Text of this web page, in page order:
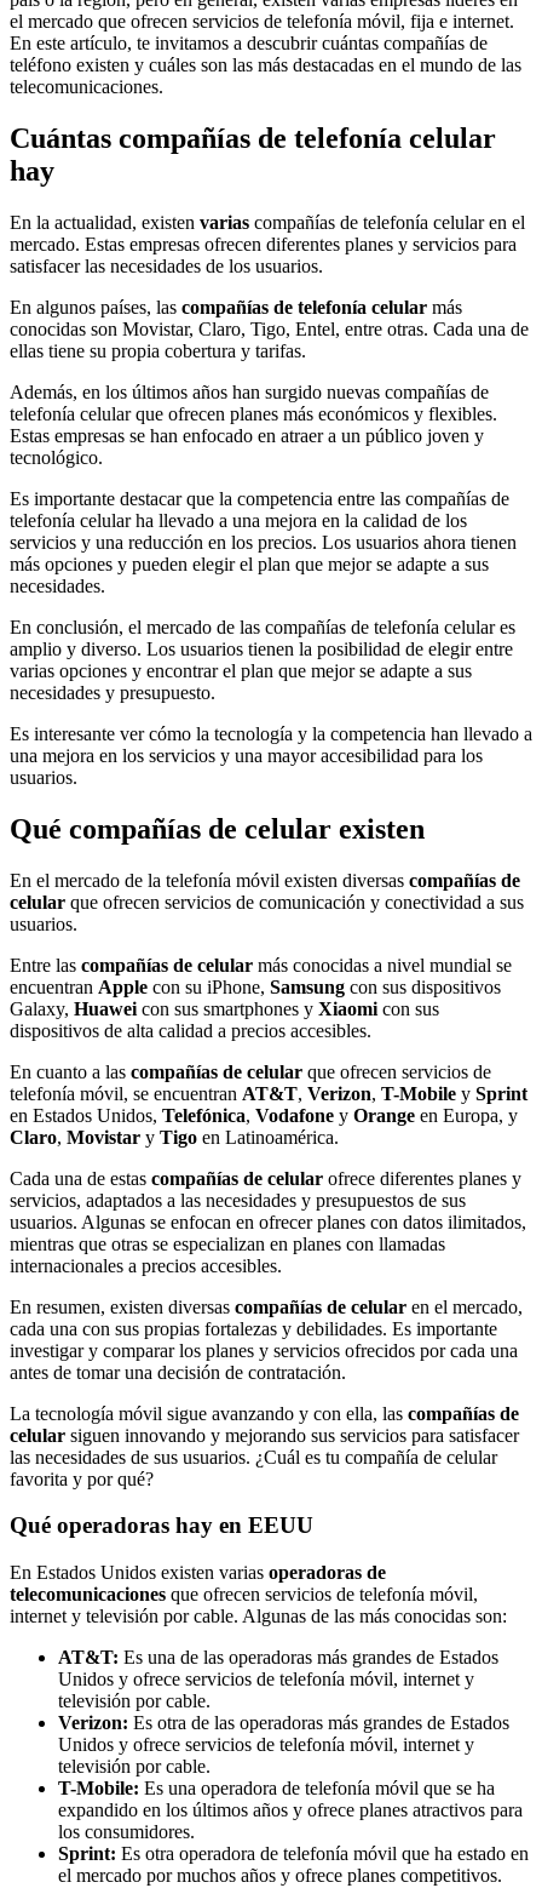
el mercado que ofrecen servicios de telefonía móvil, fija e internet.
En este artículo, te invitamos a descubrir cuántas compañías de
teléfono existen y cuáles son las más destacadas en el mundo de las
telecomunicaciones.
Cuántas compañías de telefonía celular
hay
En la actualidad, existen varias compañías de telefonía celular en el
mercado. Estas empresas ofrecen diferentes planes y servicios para
satisfacer las necesidades de los usuarios.
En algunos países, las compañías de telefonía celular más
conocidas son Movistar, Claro, Tigo, Entel, entre otras. Cada una de
ellas tiene su propia cobertura y tarifas.
Además, en los últimos años han surgido nuevas compañías de
telefonía celular que ofrecen planes más económicos y flexibles.
Estas empresas se han enfocado en atraer a un público joven y
tecnológico.
Es importante destacar que la competencia entre las compañías de
telefonía celular ha llevado a una mejora en la calidad de los
servicios y una reducción en los precios. Los usuarios ahora tienen
más opciones y pueden elegir el plan que mejor se adapte a sus
necesidades.
En conclusión, el mercado de las compañías de telefonía celular es
amplio y diverso. Los usuarios tienen la posibilidad de elegir entre
varias opciones y encontrar el plan que mejor se adapte a sus
necesidades y presupuesto.
Es interesante ver cómo la tecnología y la competencia han llevado a
una mejora en los servicios y una mayor accesibilidad para los
usuarios.
Qué compañías de celular existen
En el mercado de la telefonía móvil existen diversas compañías de
celular que ofrecen servicios de comunicación y conectividad a sus
usuarios.
Entre las compañías de celular más conocidas a nivel mundial se
encuentran Apple con su iPhone, Samsung con sus dispositivos
Galaxy, Huawei con sus smartphones y Xiaomi con sus
dispositivos de alta calidad a precios accesibles.
En cuanto a las compañías de celular que ofrecen servicios de
telefonía móvil, se encuentran AT&T, Verizon, T-Mobile y Sprint
en Estados Unidos, Telefónica, Vodafone y Orange en Europa, y
Claro, Movistar y Tigo en Latinoamérica.
Cada una de estas compañías de celular ofrece diferentes planes y
servicios, adaptados a las necesidades y presupuestos de sus
usuarios. Algunas se enfocan en ofrecer planes con datos ilimitados,
mientras que otras se especializan en planes con llamadas
internacionales a precios accesibles.
En resumen, existen diversas compañías de celular en el mercado,
cada una con sus propias fortalezas y debilidades. Es importante
investigar y comparar los planes y servicios ofrecidos por cada una
antes de tomar una decisión de contratación.
La tecnología móvil sigue avanzando y con ella, las compañías de
celular siguen innovando y mejorando sus servicios para satisfacer
las necesidades de sus usuarios. ¿Cuál es tu compañía de celular
favorita y por qué?
Qué operadoras hay en EEUU
En Estados Unidos existen varias operadoras de
telecomunicaciones que ofrecen servicios de telefonía móvil,
internet y televisión por cable. Algunas de las más conocidas son:
AT&T: Es una de las operadoras más grandes de Estados
Unidos y ofrece servicios de telefonía móvil, internet y
televisión por cable.
Verizon: Es otra de las operadoras más grandes de Estados
Unidos y ofrece servicios de telefonía móvil, internet y
televisión por cable.
T-Mobile: Es una operadora de telefonía móvil que se ha
expandido en los últimos años y ofrece planes atractivos para
los consumidores.
Sprint: Es otra operadora de telefonía móvil que ha estado en
el mercado por muchos años y ofrece planes competitivos.